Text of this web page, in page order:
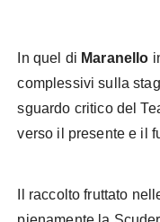
In quel di Maranello
complessivi sulla
sguardo critico del
verso il presente e il
Il raccolto fruttato